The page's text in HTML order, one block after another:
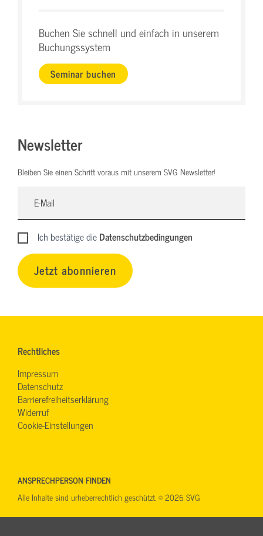
Buchen Sie schnell und einfach in unserem
Buchungssystem
Seminar buchen
Newsletter
Bleiben Sie einen Schritt voraus mit unserem SVG Newsletter!
Ich bestätige dieDatenschutzbedingungen
Jetzt abonnieren
Rechtliches
Impressum
Datenschutz
Barrierefreiheitserklärung
Widerruf
Cookie-Einstellungen
ANSPRECHPERSON FINDEN
Alle Inhalte sind urheberrechtlich geschützt. © 2026 SVG